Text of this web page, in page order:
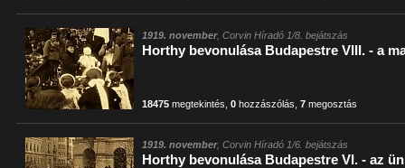
1919. november, Corvin Híradó 1/8. bejátszás
Horthy bevonulása Budapestre VIII. - a
18475 megtekintés ,0 hozzászólás ,7 megosztás
1919. november, Corvin Híradó 1/6. bejátszás
Horthy bevonulása Budapestre VI. - az